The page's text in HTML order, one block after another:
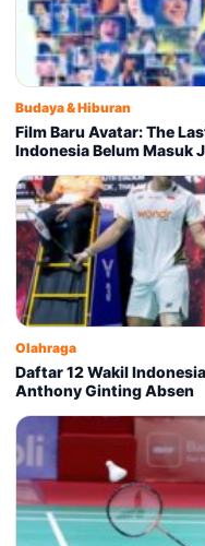
Budaya & Hiburan
Film Baru Avatar: The
Indonesia Belum Masuk
Olahraga
Daftar 12 Wakil
Anthony Ginting Absen